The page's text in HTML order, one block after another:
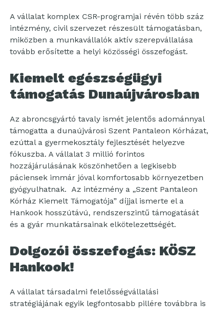
A vállalat komplex CSR-programjai révén több száz
intézmény, civil szervezet részesült támogatásban,
miközben a munkavállalók aktív szerepvállalása
tovább erősítette a helyi közösségi összefogást.
Kiemelt egészségügyi
támogatás Dunaújvárosban
Az abroncsgyártó tavaly ismét jelentős adománnyal
támogatta a dunaújvárosi Szent Pantaleon Kórházat,
ezúttal a gyermekosztály fejlesztését helyezve
fókuszba. A vállalat 3 millió forintos
hozzájárulásának köszönhetően a legkisebb
páciensek immár jóval komfortosabb környezetben
gyógyulhatnak. Az intézmény a „Szent Pantaleon
Kórház Kiemelt Támogatója” díjjal ismerte el a
Hankook hosszútávú, rendszerszintű támogatását
és a gyár munkatársainak elkötelezettségét.
Dolgozói összefogás: KÖSZ
Hankook!
A vállalat társadalmi felelősségvállalási
stratégiájának egyik legfontosabb pillére továbbra is